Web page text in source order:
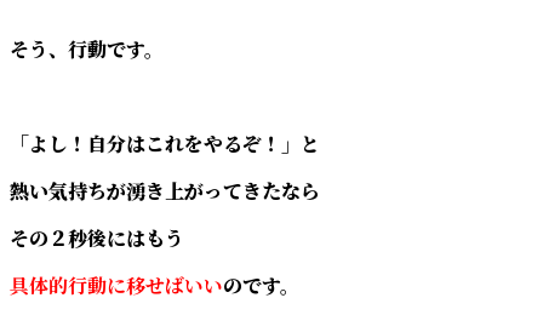
そう、行動です。
「よし！自分はこれをやるぞ！」と
熱い気持ちが湧き上がってきたなら
その２秒後にはもう
具体的行動に移せばいいのです。